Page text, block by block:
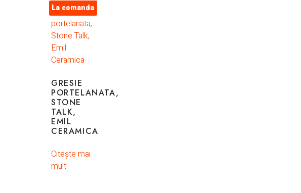
La comanda
GRESIE
PORTELANATA,
STONE
TALK,
EMIL
CERAMICA
Citește mai
mult